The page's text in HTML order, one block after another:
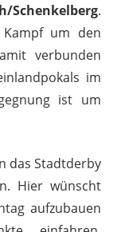
Schenkelberg.
um den
verbunden
im
ist um
das Stadtderby
Hier wünscht
aufzubauen